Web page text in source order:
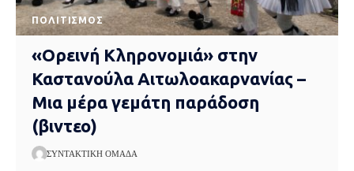
ΠΟΛΙΤΙΣΜΌΣ
«Ορεινή Κληρονομιά» στην
Καστανούλα Αιτωλοακαρνανίας –
Μια μέρα γεμάτη παράδοση
(βιντεο)
ΣΥΝΤΑΚΤΙΚΉ ΟΜΆΔΑ